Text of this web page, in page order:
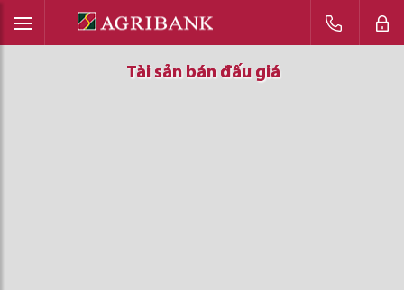
Tài sản bán đấu giá
Tài sản bán đấu giá
Tài sản bán đấu giá